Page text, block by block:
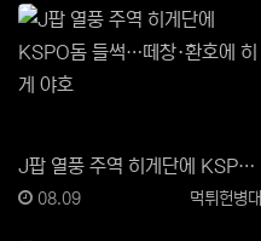
J팝 열풍 주역 히게단에 KSPO돔 들썩…떼창·환호에 …
등록자
먹튀헌병대
등록일
08.09